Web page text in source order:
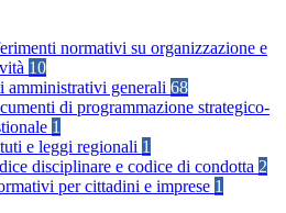
normativi su organizzazione e
10
amministrativi generali 68
di programmazione strategico-
1
e leggi regionali 1
disciplinare e codice di condotta 2
per cittadini e imprese 1